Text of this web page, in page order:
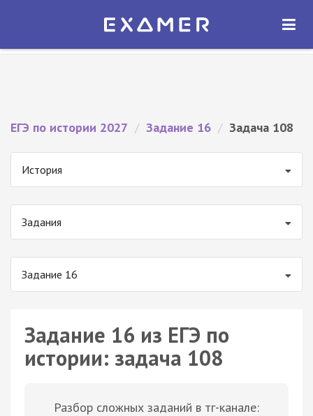
Экзамер — ЕГЭ 2027
ОТКРЫТЬ
ЕГЭ по истории 2027 / Задание 16 / Задача 108
История
Задания
Задание 16
Задание 16 из ЕГЭ по
истории: задача 108
Разбор сложных заданий в тг-канале: